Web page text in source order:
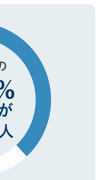
安心ください。
い。